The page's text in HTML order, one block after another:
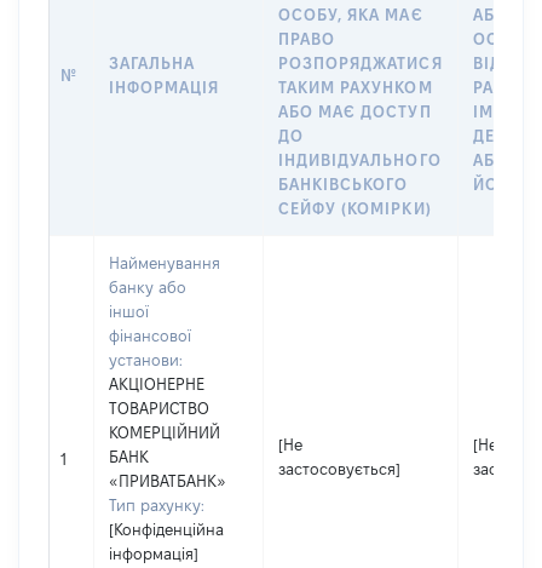
№
ЗАГАЛЬНА
ІНФОРМАЦІЯ
ОСОБУ, ЯКА МАЄ
ПРАВО
РОЗПОРЯДЖАТИСЯ
ТАКИМ РАХУНКОМ
АБО МАЄ ДОСТУП
ДО
ІНДИВІДУАЛЬНОГО
БАНКІВСЬКОГО
СЕЙФУ (КОМІРКИ)
АБО
ОСОБУ,
ІМ’Я
АБО
ЙОГО
1
Найменування
банку або
іншої
фінансової
установи:
АКЦІОНЕРНЕ
ТОВАРИСТВО
КОМЕРЦІЙНИЙ
БАНК
«ПРИВАТБАНК»
Тип рахунку:
[Конфіденційна
інформація]
[Не
застосовується]
[Не